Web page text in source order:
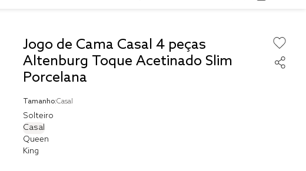
Jogo de Cama Casal 4 peças
Altenburg Toque Acetinado Slim
Porcelana
Tamanho:Casal
Solteiro
Casal
Queen
King
fronha
travesseiro
tencel
solteiro
cobre leito